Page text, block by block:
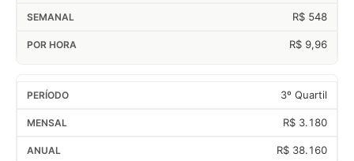
R$ 548
R$ 9,96
3º Quartil
R$ 3.180
R$ 38.160